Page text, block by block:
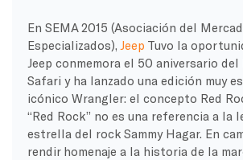
En SEMA 2015 (Asociación del
Especializados), Jeep Tuvo la
Jeep conmemora el 50 aniversario del
Safari y ha lanzado una edición muy
icónico Wrangler: el concepto Red
“Red Rock” no es una referencia a la
estrella del rock Sammy Hagar. En
rendir homenaje a la historia de la